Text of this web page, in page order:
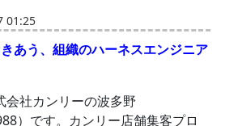
01:25
あう、組織のハーネスエンジニア
会社カンリーの波多野
）です。カンリー店舗集客プロ